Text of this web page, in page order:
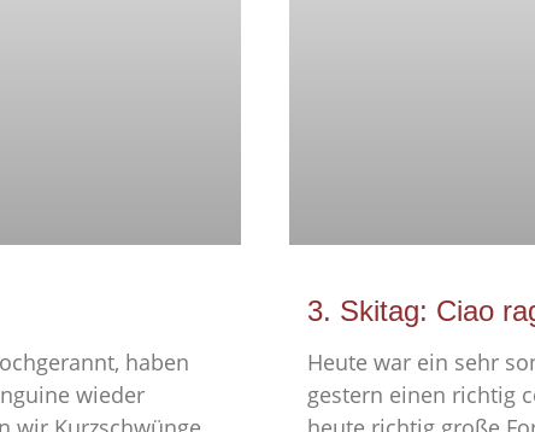
haben
wieder
3. Skitag: Ciao
Heute war ein sehr
gestern einen richtig